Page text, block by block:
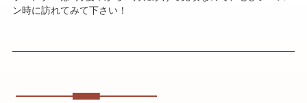
ン時に訪れてみて下さい！